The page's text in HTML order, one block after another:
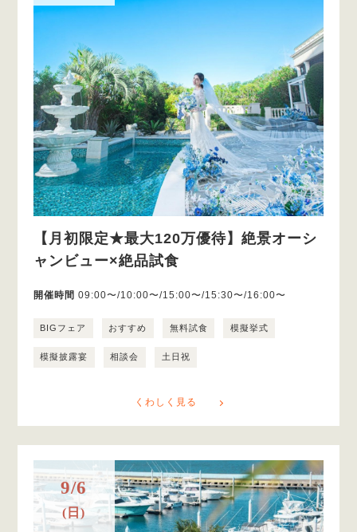
【月初限定★最大120万優待】絶景オーシ
ャンビュー×絶品試食
開催時間 09:00〜/10:00〜/15:00〜/15:30〜/16:00〜
BIGフェア おすすめ 無料試食 模擬挙式
模擬披露宴 相談会 土日祝
くわしく見る
9/6
(日)